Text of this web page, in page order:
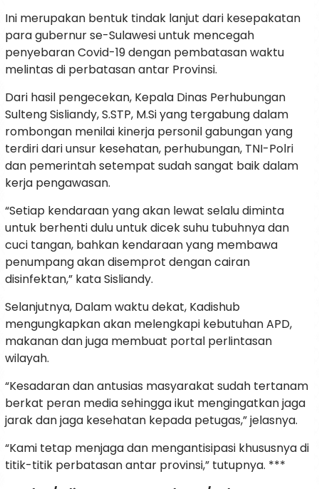
Ini merupakan bentuk tindak lanjut dari kesepakatan
para gubernur se-Sulawesi untuk mencegah
penyebaran Covid-19 dengan pembatasan waktu
melintas di perbatasan antar Provinsi.
Dari hasil pengecekan, Kepala Dinas Perhubungan
Sulteng Sisliandy, S.STP, M.Si yang tergabung dalam
rombongan menilai kinerja personil gabungan yang
terdiri dari unsur kesehatan, perhubungan, TNI-Polri
dan pemerintah setempat sudah sangat baik dalam
kerja pengawasan.
“Setiap kendaraan yang akan lewat selalu diminta
untuk berhenti dulu untuk dicek suhu tubuhnya dan
cuci tangan, bahkan kendaraan yang membawa
penumpang akan disemprot dengan cairan
disinfektan,” kata Sisliandy.
Selanjutnya, Dalam waktu dekat, Kadishub
mengungkapkan akan melengkapi kebutuhan APD,
makanan dan juga membuat portal perlintasan
wilayah.
“Kesadaran dan antusias masyarakat sudah tertanam
berkat peran media sehingga ikut mengingatkan jaga
jarak dan jaga kesehatan kepada petugas,” jelasnya.
“Kami tetap menjaga dan mengantisipasi khususnya di
titik-titik perbatasan antar provinsi,” tutupnya. ***